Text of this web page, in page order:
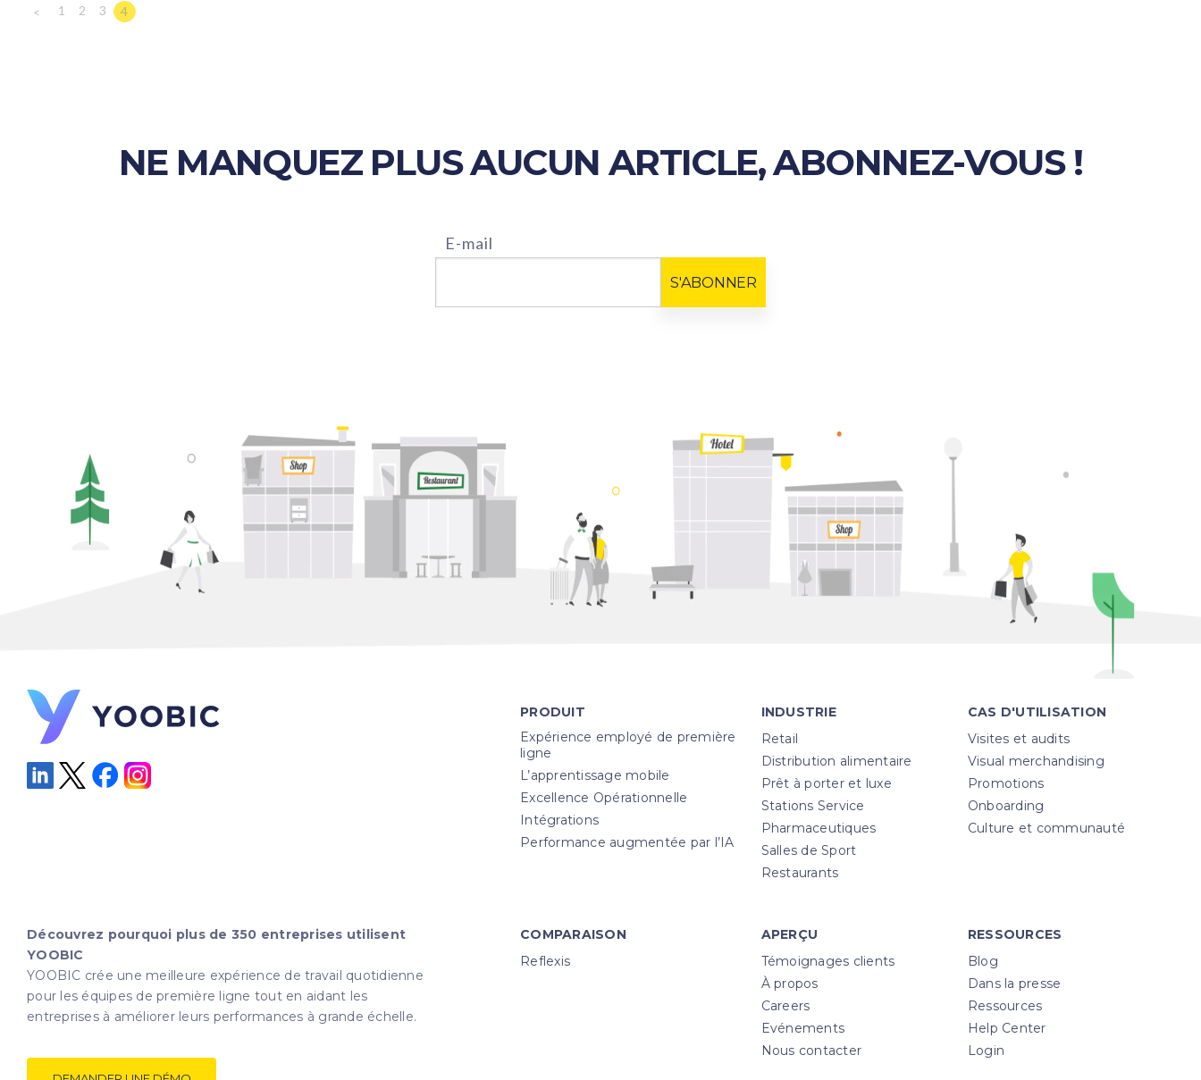
< 1 2 3 4
NE MANQUEZ PLUS AUCUN ARTICLE, ABONNEZ-VOUS !
E-mail
PRODUIT
Expérience employé de première
ligne
L’apprentissage mobile
Excellence Opérationnelle
Intégrations
Performance augmentée par l’IA
INDUSTRIE
Retail
Distribution alimentaire
Prêt à porter et luxe
Stations Service
Pharmaceutiques
Salles de Sport
Restaurants
CAS D'UTILISATION
Visites et audits
Visual merchandising
Promotions
Onboarding
Culture et communauté
Découvrez pourquoi plus de 350 entreprises utilisent
YOOBIC
YOOBIC crée une meilleure expérience de travail quotidienne
pour les équipes de première ligne tout en aidant les
entreprises à améliorer leurs performances à grande échelle.
COMPARAISON
Reflexis
APERÇU
Témoignages clients
À propos
Careers
Evénements
Nous contacter
RESSOURCES
Blog
Dans la presse
Ressources
Help Center
Login